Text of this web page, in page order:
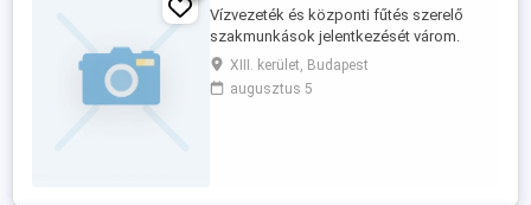
Vízvezeték és központi fűtés szerelő
szakmunkások jelentkezését várom.
Magas kereseti lehetőség, heti kifizetés.
Budapest-i társasház szerelési munka.
XIII. kerület, Budapest
augusztus 5